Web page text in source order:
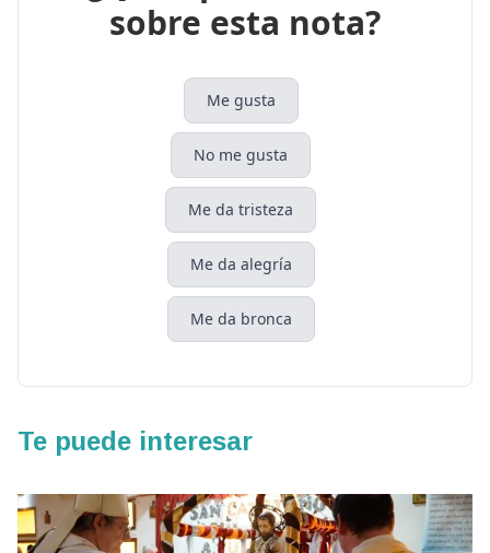
sobre esta nota?
Me gusta
No me gusta
Me da tristeza
Me da alegría
Me da bronca
Te puede interesar